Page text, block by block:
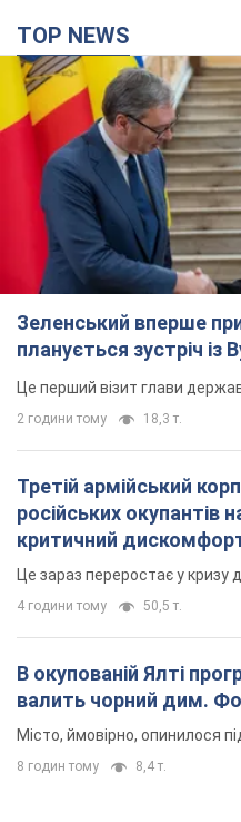
Зеленський вперше
планується зустріч із
Це перший візит глави
2 години тому 18,3 т.
Третій армійський
російських
критичний
Це зараз переростає у кризу
4 години тому 50,5 т.
В окупованій Ялті
валить чорний дим.
Місто, ймовірно, опинилося
8 годин тому 8,4 т.